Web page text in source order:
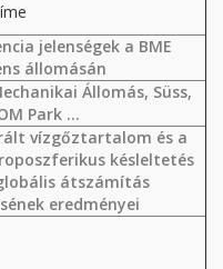
jelenségek a BME
állomásán
Állomás, Süss,
Park ...
vízgőztartalom és a
késleltetés
átszámítás
eredményei